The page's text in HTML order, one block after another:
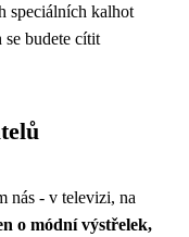
speciálních kalhot
budete cítit
nás - v televizi, na
o módní výstřelek,